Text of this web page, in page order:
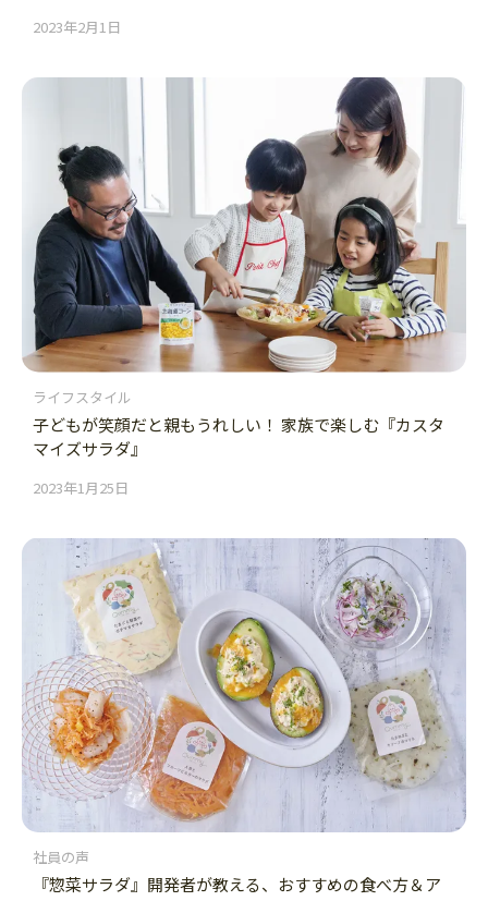
2023年2月1日
ライフスタイル
子どもが笑顔だと親もうれしい！ 家族で楽しむ『カスタ
マイズサラダ』
2023年1月25日
社員の声
『惣菜サラダ』開発者が教える、おすすめの食べ方＆ア